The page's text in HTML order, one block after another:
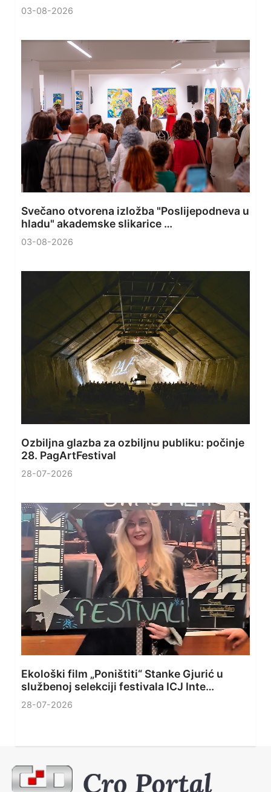
03-08-2026
Svečano otvorena izložba "Poslijepodneva u
hladu" akademske slikarice …
03-08-2026
Ozbiljna glazba za ozbiljnu publiku: počinje
28. PagArtFestival
28-07-2026
Ekološki film „Poništiti“ Stanke Gjurić u
službenoj selekciji festivala ICJ Inte…
28-07-2026